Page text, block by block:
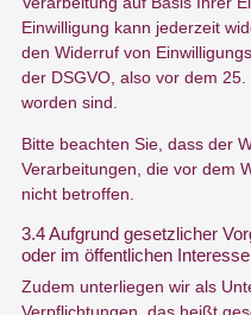
Einwilligung kann jederzeit
den Widerruf von
der DSGVO, also vor dem
worden sind.
Bitte beachten Sie, dass der
Verarbeitungen, die vor dem
nicht betroffen.
3.4 Aufgrund gesetzlicher
oder im öffentlichen
Zudem unterliegen wir als
Verpflichtungen, das heißt